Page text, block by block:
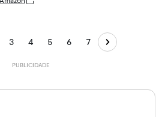
3 4 5 6 7